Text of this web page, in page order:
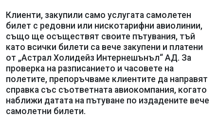
Клиенти, закупили само услугата самолетен
билет с редовни или нискотарифни авиолинии,
също ще осъществят своите пътувания, тъй
като всички билети са вече закупени и платени
от „Астрал Холидейз Интернешънъл“ АД. За
проверка на разписанието и часовете на
полетите, препоръчваме клиентите да направят
справка със съответната авиокомпания, когато
наближи датата на пътуване по издадените вече
самолетни билети.